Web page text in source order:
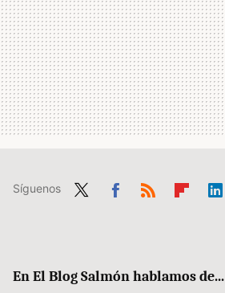
Síguenos
En El Blog Salmón hablamos de...